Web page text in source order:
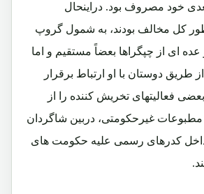
خود مصروف بود. دراینحال
کل مخالف بودند، به شمول گروپ
ای از چپگراها بعضاً مستقیم و اما
طریق دوستان با او ارتباط برقرار
فعالیتهای تخریش کننده را از
غیرحکومتی، دربین شاگردان
کدرهای رسمی علیه حکومت های